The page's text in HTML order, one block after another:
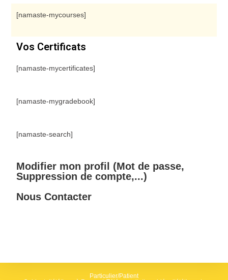
[namaste-mycourses]
Vos Certificats
[namaste-mycertificates]
[namaste-mygradebook]
[namaste-search]
Modifier mon profil (Mot de passe,
Suppression de compte,...)
Nous Contacter
Particulier/Patient